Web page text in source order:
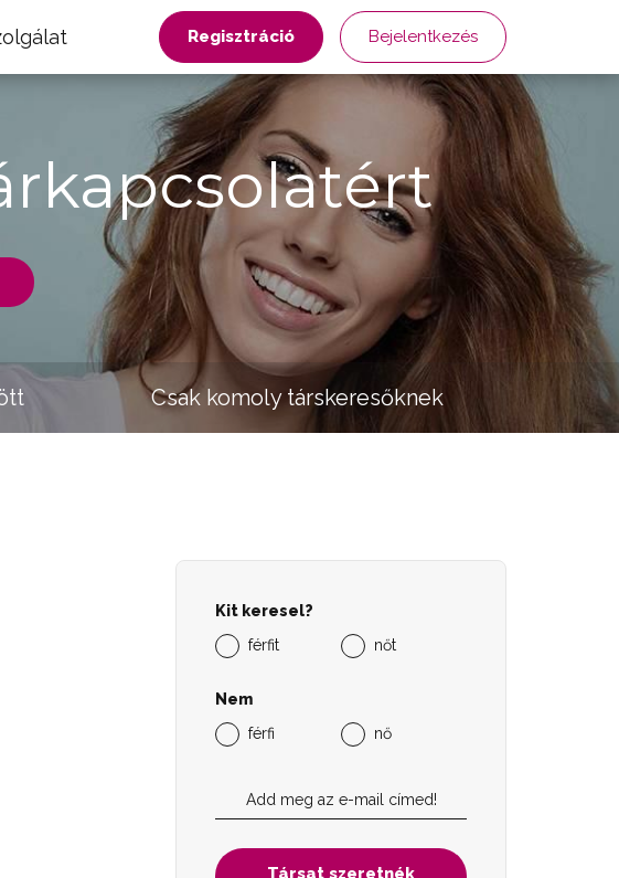
Regisztráció Bejelentkezés
Csak komoly társkeresőknek
Kit keresel?
férfit
nőt
Nem
férfi
nő
Társat szeretnék